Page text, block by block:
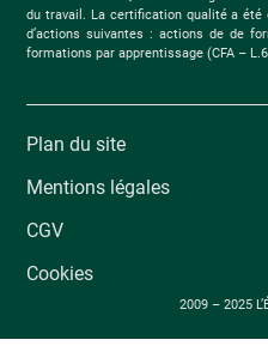
du travail. La certification qualité a
d’actions suivantes : actions de de
formations par apprentissage (CFA –
Plan du site
Mentions légales
CGV
Cookies
2009 – 2025